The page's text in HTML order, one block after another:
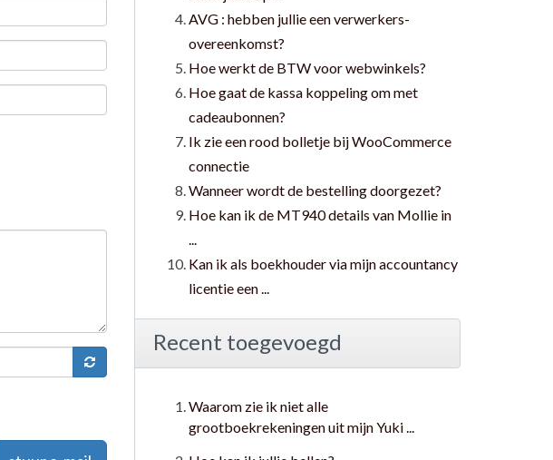
AVG : hebben jullie een verwerkers-
overeenkomst?
Hoe werkt de BTW voor webwinkels?
Hoe gaat de kassa koppeling om met
cadeaubonnen?
Ik zie een rood bolletje bij WooCommerce
connectie
Wanneer wordt de bestelling doorgezet?
Hoe kan ik de MT940 details van Mollie in
...
Kan ik als boekhouder via mijn accountancy
licentie een ...
Recent toegevoegd
Waarom zie ik niet alle
grootboekrekeningen uit mijn Yuki ...